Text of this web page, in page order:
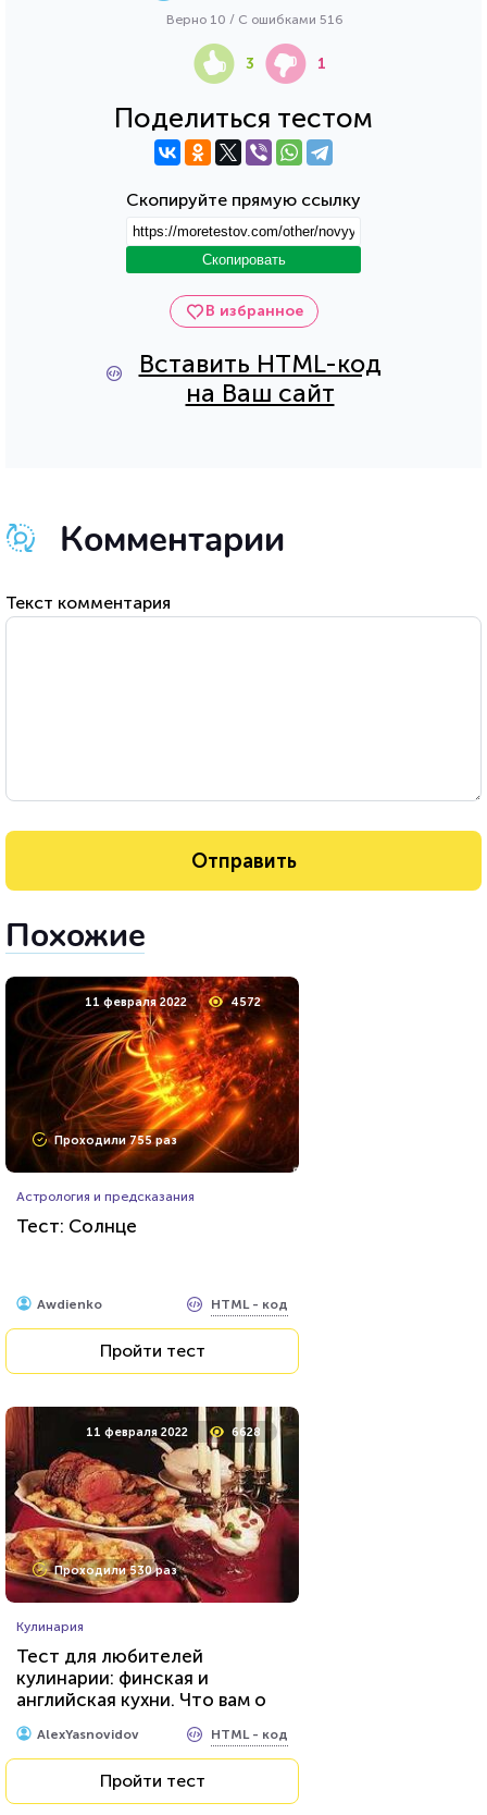
В избранное
Вставить HTML-код
на Ваш сайт
Поделиться тестом
Скопируйте прямую ссылку
Скопировать
Верно 10 / С ошибками 516
3 1
Комментарии
Текст комментария
Похожие
11 февраля 2022 4572
Проходили 755 раз
Астрология и предсказания
Тест: Солнце
Awdienko HTML - код
Пройти тест
11 февраля 2022 6628
Проходили 530 раз
Кулинария
Тест для любителей
кулинарии: финская и
английская кухни. Что вам о
них известно?
AlexYasnovidov HTML - код
Пройти тест